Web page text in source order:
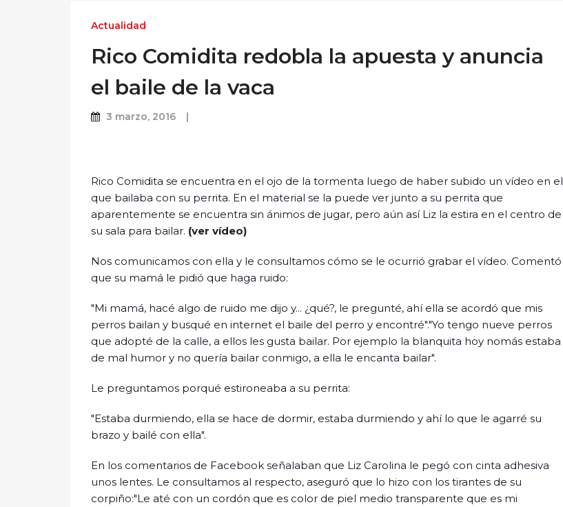
Actualidad
Rico Comidita redobla la apuesta y anuncia
el baile de la vaca
3 marzo, 2016
Rico Comidita se encuentra en el ojo de la tormenta luego de haber subido un vídeo en el
que bailaba con su perrita. En el material se la puede ver junto a su perrita que
aparentemente se encuentra sin ánimos de jugar, pero aún así Liz la estira en el centro de
su sala para bailar. (ver vídeo)
Nos comunicamos con ella y le consultamos cómo se le ocurrió grabar el vídeo. Comentó
que su mamá le pidió que haga ruido:
"Mi mamá, hacé algo de ruido me dijo y... ¿qué?, le pregunté, ahí ella se acordó que mis
perros bailan y busqué en internet el baile del perro y encontré"."Yo tengo nueve perros
que adopté de la calle, a ellos les gusta bailar. Por ejemplo la blanquita hoy nomás estaba
de mal humor y no quería bailar conmigo, a ella le encanta bailar".
Le preguntamos porqué estironeaba a su perrita:
"Estaba durmiendo, ella se hace de dormir, estaba durmiendo y ahí lo que le agarré su
brazo y bailé con ella".
En los comentarios de Facebook señalaban que Liz Carolina le pegó con cinta adhesiva
unos lentes. Le consultamos al respecto, aseguró que lo hizo con los tirantes de su
corpiño:"Le até con un cordón que es color de piel medio transparente que es mi